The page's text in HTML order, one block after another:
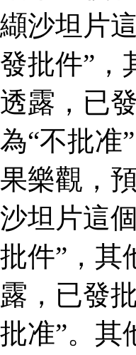
纈沙坦片
發批件”，
透露，已
為“不批准
果樂觀，
沙坦片這
批件”，其
露，已發
批准”。其